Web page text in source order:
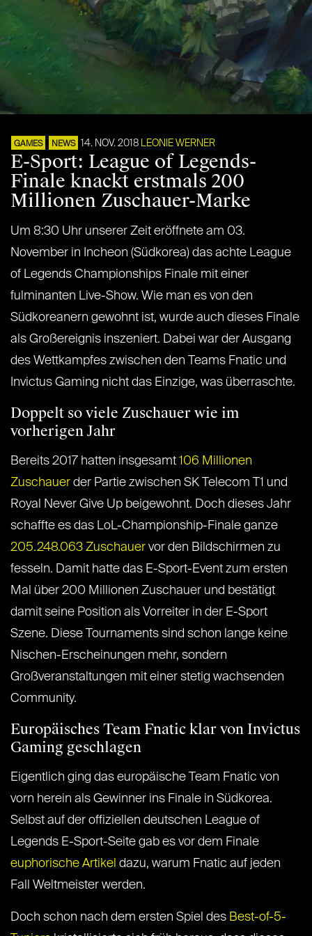
GAMES NEWS 14. NOV. 2018 LEONIE WERNER
E-Sport: League of Legends-
Finale knackt erstmals 200
Millionen Zuschauer-Marke
Um 8:30 Uhr unserer Zeit eröffnete am 03.
November in Incheon (Südkorea) das achte League
of Legends Championships Finale mit einer
fulminanten Live-Show. Wie man es von den
Südkoreanern gewohnt ist, wurde auch dieses Finale
als Großereignis inszeniert. Dabei war der Ausgang
des Wettkampfes zwischen den Teams Fnatic und
Invictus Gaming nicht das Einzige, was überraschte.
Doppelt so viele Zuschauer wie im
vorherigen Jahr
Bereits 2017 hatten insgesamt 106 Millionen
Zuschauer der Partie zwischen SK Telecom T1 und
Royal Never Give Up beigewohnt. Doch dieses Jahr
schaffte es das LoL-Championship-Finale ganze
205.248.063 Zuschauer vor den Bildschirmen zu
fesseln. Damit hatte das E-Sport-Event zum ersten
Mal über 200 Millionen Zuschauer und bestätigt
damit seine Position als Vorreiter in der E-Sport
Szene. Diese Tournaments sind schon lange keine
Nischen-Erscheinungen mehr, sondern
Großveranstaltungen mit einer stetig wachsenden
Community.
Europäisches Team Fnatic klar von Invictus
Gaming geschlagen
Eigentlich ging das europäische Team Fnatic von
vorn herein als Gewinner ins Finale in Südkorea.
Selbst auf der offiziellen deutschen League of
Legends E-Sport-Seite gab es vor dem Finale
euphorische Artikel dazu, warum Fnatic auf jeden
Fall Weltmeister werden.
Doch schon nach dem ersten Spiel des Best-of-5-